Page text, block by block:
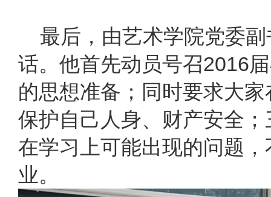
最后，由艺术学院党委副
话。他首先动员号召2016
的思想准备；同时要求大
保护自己人身、财产安全
在学习上可能出现的问题
业。